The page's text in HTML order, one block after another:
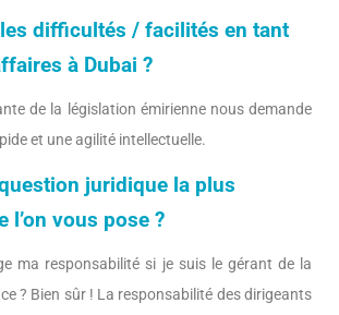
difficultés / facilités en tant
à Dubai ?
de la législation émirienne nous demande
et une agilité intellectuelle.
juridique la plus
l’on vous pose ?
ma responsabilité si je suis le gérant de la
? Bien sûr ! La responsabilité des dirigeants